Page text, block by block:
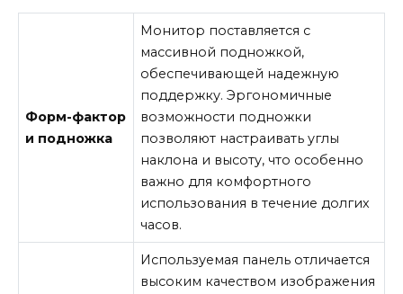
Форм-фактор
и подножка
Монитор поставляется с
массивной подножкой,
обеспечивающей надежную
поддержку. Эргономичные
возможности подножки
позволяют настраивать углы
наклона и высоту, что особенно
важно для комфортного
использования в течение долгих
часов.
Используемая панель отличается
высоким качеством изображения